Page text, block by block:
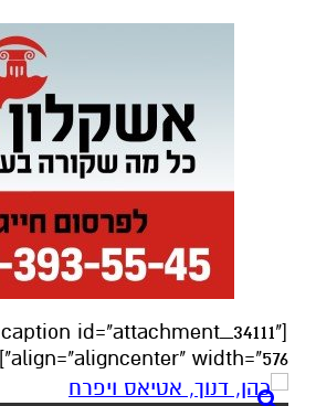
[caption id="attachment_34111"
align="aligncenter" width="576"]